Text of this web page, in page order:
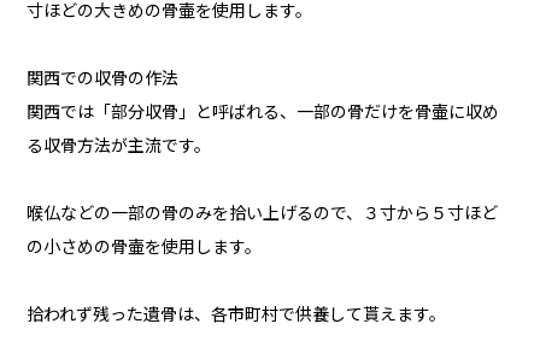
寸ほどの大きめの骨壷を使用します。
関西での収骨の作法
関西では「部分収骨」と呼ばれる、一部の骨だけを骨壷に収め
る収骨方法が主流です。
喉仏などの一部の骨のみを拾い上げるので、３寸から５寸ほど
の小さめの骨壷を使用します。
拾われず残った遺骨は、各市町村で供養して貰えます。